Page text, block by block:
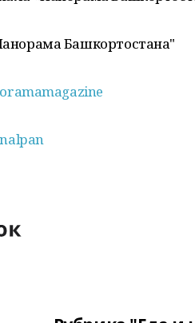
Башкортостана"